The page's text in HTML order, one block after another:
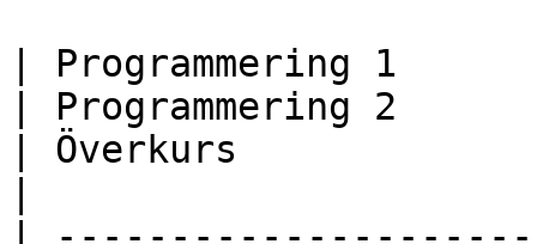
| Programmering 1
| Programmering 2
| Överkurs